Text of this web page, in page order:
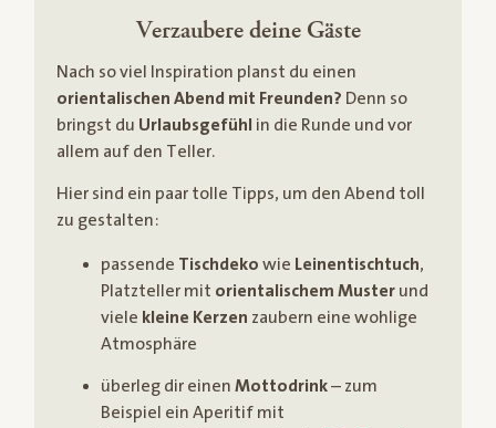
Verzaubere deine Gäste
Nach so viel Inspiration planst du einen
orientalischen Abend mit Freunden? Denn so
bringst du Urlaubsgefühl in die Runde und vor
allem auf den Teller.
Hier sind ein paar tolle Tipps, um den Abend toll
zu gestalten:
passende Tischdeko wie Leinentischtuch,
Platzteller mit orientalischem Musterund
viele kleine Kerzen zaubern eine wohlige
Atmosphäre
überleg dir einen Mottodrink– zum
Beispiel ein Aperitif mit